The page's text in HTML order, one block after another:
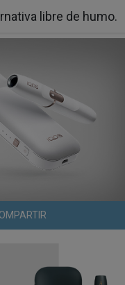
libre de humo.